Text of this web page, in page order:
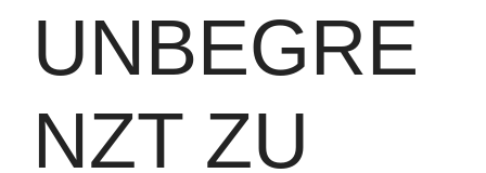
UNBEGRE
NZT ZU